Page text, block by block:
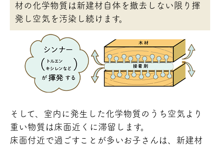
材の化学物質は新建材自体を撤去しない限り揮
発し空気を汚染し続けます。
そして、室内に発生した化学物質のうち空気より
重い物質は床面近くに滞留します。
床面付近で過ごすことが多いお子さんは、新建材